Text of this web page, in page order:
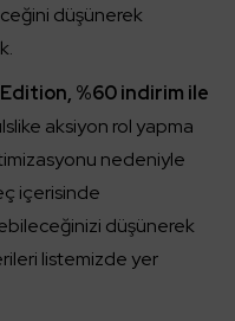
düşünerek
%60 indirim ile
aksiyon rol yapma
nedeniyle
içerisinde
düşünerek
listemizde yer